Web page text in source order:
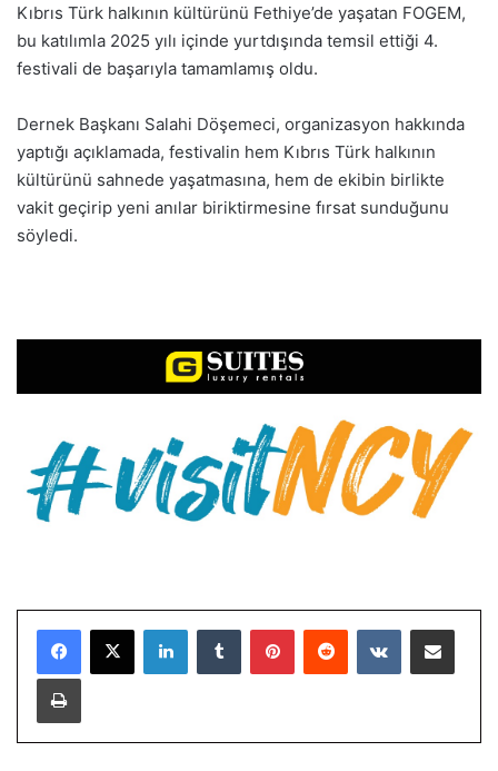
Kıbrıs Türk halkının kültürünü Fethiye’de yaşatan FOGEM,
bu katılımla 2025 yılı içinde yurtdışında temsil ettiği 4.
festivali de başarıyla tamamlamış oldu.
Dernek Başkanı Salahi Döşemeci, organizasyon hakkında
yaptığı açıklamada, festivalin hem Kıbrıs Türk halkının
kültürünü sahnede yaşatmasına, hem de ekibin birlikte
vakit geçirip yeni anılar biriktirmesine fırsat sunduğunu
söyledi.
LinkedInTumblr PinterestReddit VKontakteE-Posta ile paylaş
Yazdır